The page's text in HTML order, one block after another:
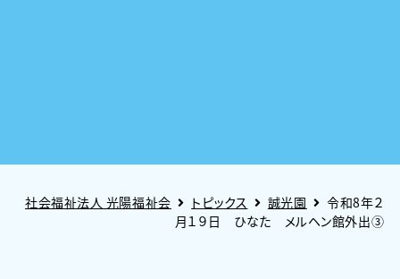
社会福祉法人 光陽福祉会 トピックス 誠光園
令和8年２
月１９日 ひなた メルヘン館外出③